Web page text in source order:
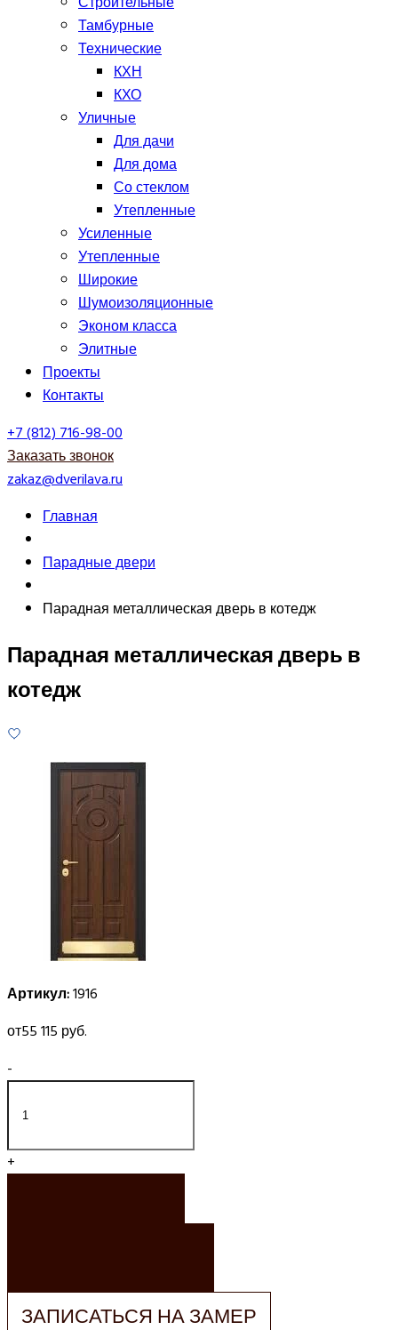
Тамбурные
Технические
КХН
КХО
Уличные
Для дачи
Для дома
Со стеклом
Утепленные
Усиленные
Утепленные
Широкие
Шумоизоляционные
Эконом класса
Элитные
Проекты
Контакты
+7 (812) 716-98-00
Заказать звонок
zakaz@dverilava.ru
Главная
Парадные двери
Парадная металлическая дверь в котедж
Парадная металлическая дверь в
котедж
Артикул:1916
от55 115 руб.
-
+
ЗАПИСАТЬСЯ НА ЗАМЕР